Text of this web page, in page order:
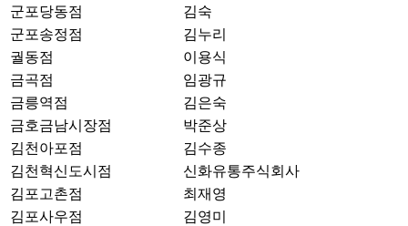
군포당동점
김숙
군포송정점
김누리
궐동점
이용식
금곡점
임광규
금릉역점
김은숙
금호금남시장점
박준상
김천아포점
김수종
김천혁신도시점
신화유통주식회사
김포고촌점
최재영
김포사우점
김영미